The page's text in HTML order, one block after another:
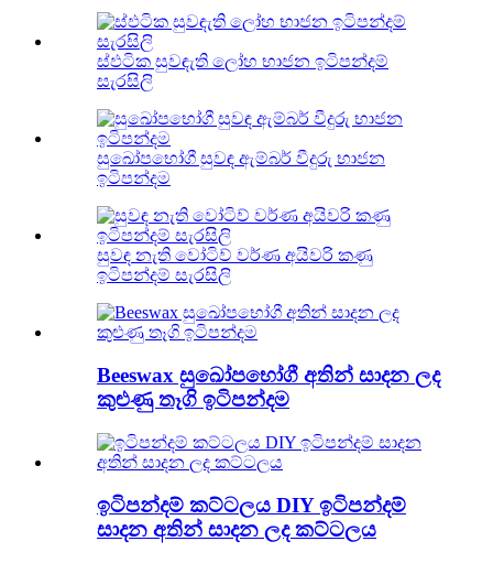
ස්ඵටික සුවඳැති ලෝහ භාජන ඉටිපන්දම්
සැරසිලි
සුඛෝපභෝගී සුවඳ ඇම්බර් වීදුරු භාජන
ඉටිපන්දම
සුවඳ නැති වෝටිව් වර්ණ අයිවරි කණු
ඉටිපන්දම් සැරසිලි
Beeswax සුඛෝපභෝගී අතින් සාදන ලද
කුළුණු තෑගි ඉටිපන්දම
ඉටිපන්දම් කට්ටලය DIY ඉටිපන්දම්
සාදන අතින් සාදන ලද කට්ටලය